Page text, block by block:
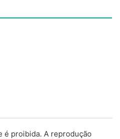
é proibida. A reprodução